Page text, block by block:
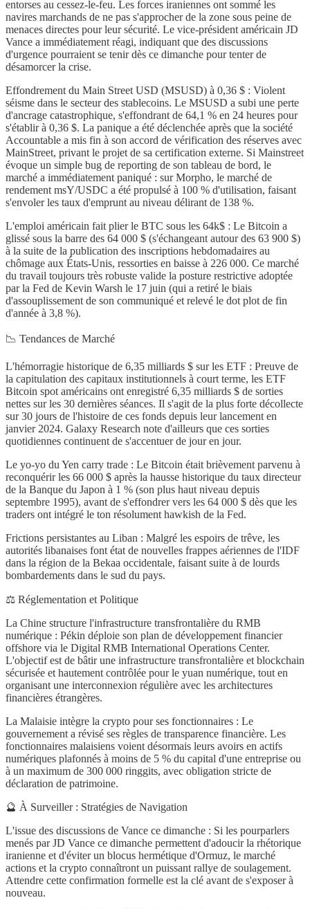
entorses au cessez-le-feu. Les forces iraniennes ont sommé les
navires marchands de ne pas s'approcher de la zone sous peine de
menaces directes pour leur sécurité. Le vice-président américain JD
Vance a immédiatement réagi, indiquant que des discussions
d'urgence pourraient se tenir dès ce dimanche pour tenter de
désamorcer la crise.
Effondrement du Main Street USD (MSUSD) à 0,36 $ : Violent
séisme dans le secteur des stablecoins. Le MSUSD a subi une perte
d'ancrage catastrophique, s'effondrant de 64,1 % en 24 heures pour
s'établir à 0,36 $. La panique a été déclenchée après que la société
Accountable a mis fin à son accord de vérification des réserves avec
MainStreet, privant le projet de sa certification externe. Si Mainstreet
évoque un simple bug de reporting de son tableau de bord, le
marché a immédiatement paniqué : sur Morpho, le marché de
rendement msY/USDC a été propulsé à 100 % d'utilisation, faisant
s'envoler les taux d'emprunt au niveau délirant de 138 %.
L'emploi américain fait plier le BTC sous les 64k$ : Le Bitcoin a
glissé sous la barre des 64 000 $ (s'échangeant autour des 63 900 $)
à la suite de la publication des inscriptions hebdomadaires au
chômage aux États-Unis, ressorties en baisse à 226 000. Ce marché
du travail toujours très robuste valide la posture restrictive adoptée
par la Fed de Kevin Warsh le 17 juin (qui a retiré le biais
d'assouplissement de son communiqué et relevé le dot plot de fin
d'année à 3,8 %).
📉 Tendances de Marché
L'hémorragie historique de 6,35 milliards $ sur les ETF : Preuve de
la capitulation des capitaux institutionnels à court terme, les ETF
Bitcoin spot américains ont enregistré 6,35 milliards $ de sorties
nettes sur les 30 dernières séances. Il s'agit de la plus forte décollecte
sur 30 jours de l'histoire de ces fonds depuis leur lancement en
janvier 2024. Galaxy Research note d'ailleurs que ces sorties
quotidiennes continuent de s'accentuer de jour en jour.
Le yo-yo du Yen carry trade : Le Bitcoin était brièvement parvenu à
reconquérir les 66 000 $ après la hausse historique du taux directeur
de la Banque du Japon à 1 % (son plus haut niveau depuis
septembre 1995), avant de s'effondrer vers les 64 000 $ dès que les
traders ont intégré le ton résolument hawkish de la Fed.
Frictions persistantes au Liban : Malgré les espoirs de trêve, les
autorités libanaises font état de nouvelles frappes aériennes de l'IDF
dans la région de la Bekaa occidentale, faisant suite à de lourds
bombardements dans le sud du pays.
⚖️ Réglementation et Politique
La Chine structure l'infrastructure transfrontalière du RMB
numérique : Pékin déploie son plan de développement financier
offshore via le Digital RMB International Operations Center.
L'objectif est de bâtir une infrastructure transfrontalière et blockchain
sécurisée et hautement contrôlée pour le yuan numérique, tout en
organisant une interconnexion régulière avec les architectures
financières étrangères.
La Malaisie intègre la crypto pour ses fonctionnaires : Le
gouvernement a révisé ses règles de transparence financière. Les
fonctionnaires malaisiens voient désormais leurs avoirs en actifs
numériques plafonnés à moins de 5 % du capital d'une entreprise ou
à un maximum de 300 000 ringgits, avec obligation stricte de
déclaration de patrimoine.
🔮 À Surveiller : Stratégies de Navigation
L'issue des discussions de Vance ce dimanche : Si les pourparlers
menés par JD Vance ce dimanche permettent d'adoucir la rhétorique
iranienne et d'éviter un blocus hermétique d'Ormuz, le marché
actions et la crypto connaîtront un puissant rallye de soulagement.
Attendre cette confirmation formelle est la clé avant de s'exposer à
nouveau.